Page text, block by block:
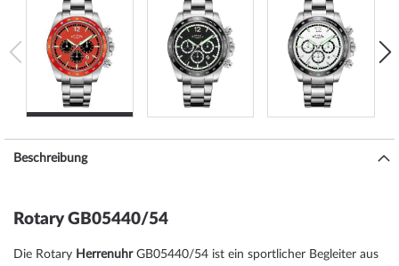
Beschreibung
Rotary GB05440/54
Die Rotary HerrenuhrGB05440/54 ist ein sportlicher Begleiter aus